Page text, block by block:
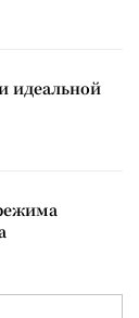
идеальной